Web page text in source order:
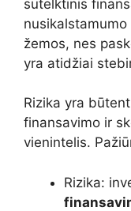
sutelktinis
žemos, nes
yra atidžiai
Rizika yra
finansavimo ir
vienintelis.
Rizika: